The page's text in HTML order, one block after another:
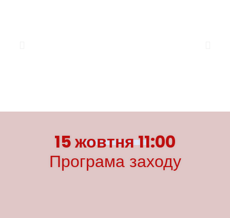
15 жовтня 11:00
Програма заходу